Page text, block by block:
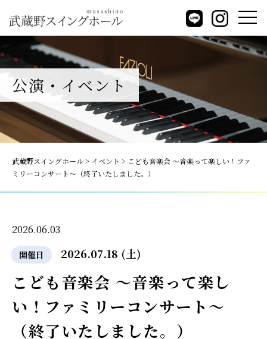
公演・イベント
武蔵野スイングホール> イベント > こども音楽会 ～音楽って楽しい！ファ
ミリーコンサート～（終了いたしました。）
2026.06.03
開催日 2026.07.18 (土)
こども音楽会 ～音楽って楽し
い！ファミリーコンサート～
（終了いたしました。）